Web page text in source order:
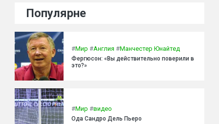
Популярне
#Мир #Англия #Манчестер Юнайтед
Фергюсон: «Вы действительно поверили в
это?»
#Мир #видео
Ода Сандро Дель Пьеро